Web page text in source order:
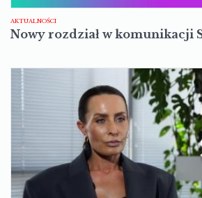
AKTUALNOŚCI
Nowy rozdział w komunikacji